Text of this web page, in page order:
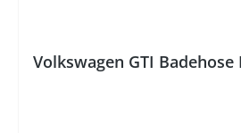
Volkswagen GTI